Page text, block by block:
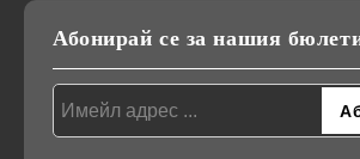
Абонирай се за нашия